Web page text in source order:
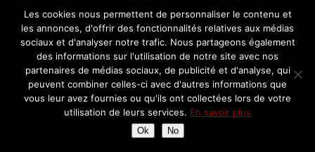
Les cookies nous permettent de personnaliser le contenu et
les annonces, d'offrir des fonctionnalités relatives aux médias
sociaux et d'analyser notre trafic. Nous partageons également
des informations sur l'utilisation de notre site avec nos
partenaires de médias sociaux, de publicité et d'analyse, qui
peuvent combiner celles-ci avec d'autres informations que
vous leur avez fournies ou qu'ils ont collectées lors de votre
utilisation de leurs services. En savoir plus
Ok No